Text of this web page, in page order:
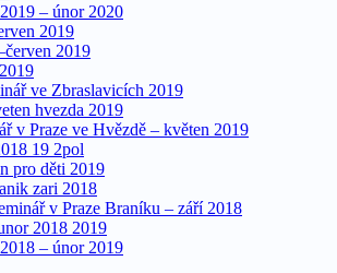
– únor 2020
2019
ve Zbraslavicích 2019
v Praze ve Hvězdě – květen 2019
pro děti 2019
v Praze Braníku – září 2018
– únor 2019